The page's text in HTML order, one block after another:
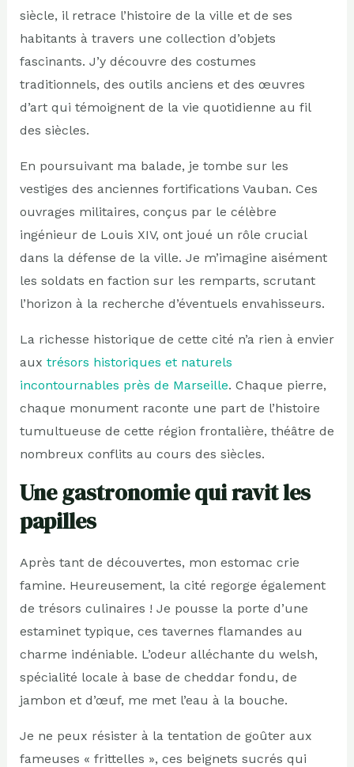
siècle, il retrace l’histoire de la ville et de ses
habitants à travers une collection d’objets
fascinants. J’y découvre des costumes
traditionnels, des outils anciens et des œuvres
d’art qui témoignent de la vie quotidienne au fil
des siècles.
En poursuivant ma balade, je tombe sur les
vestiges des anciennes fortifications Vauban. Ces
ouvrages militaires, conçus par le célèbre
ingénieur de Louis XIV, ont joué un rôle crucial
dans la défense de la ville. Je m’imagine aisément
les soldats en faction sur les remparts, scrutant
l’horizon à la recherche d’éventuels envahisseurs.
La richesse historique de cette cité n’a rien à envier
aux trésors historiques et naturels
incontournables près de Marseille. Chaque pierre,
chaque monument raconte une part de l’histoire
tumultueuse de cette région frontalière, théâtre de
nombreux conflits au cours des siècles.
Une gastronomie qui ravit les
papilles
Après tant de découvertes, mon estomac crie
famine. Heureusement, la cité regorge également
de trésors culinaires ! Je pousse la porte d’une
estaminet typique, ces tavernes flamandes au
charme indéniable. L’odeur alléchante du welsh,
spécialité locale à base de cheddar fondu, de
jambon et d’œuf, me met l’eau à la bouche.
Je ne peux résister à la tentation de goûter aux
fameuses « frittelles », ces beignets sucrés qui